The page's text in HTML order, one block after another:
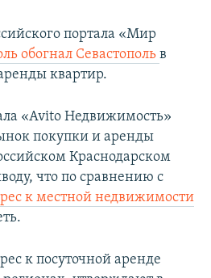
портала «Мир
обогнал Севастополь в
квартир.
«Avito Недвижимость»
покупки и аренды
Краснодарском
что по сравнению с
к местной недвижимости
к посуточной аренде